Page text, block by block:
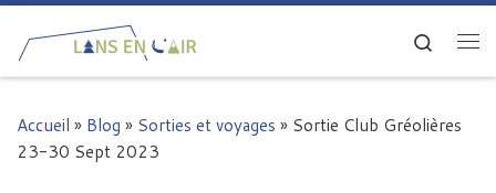
Passer au contenu Search
Accueil » Blog » Sorties et voyages » Sortie Club Gréolières
23-30 Sept 2023